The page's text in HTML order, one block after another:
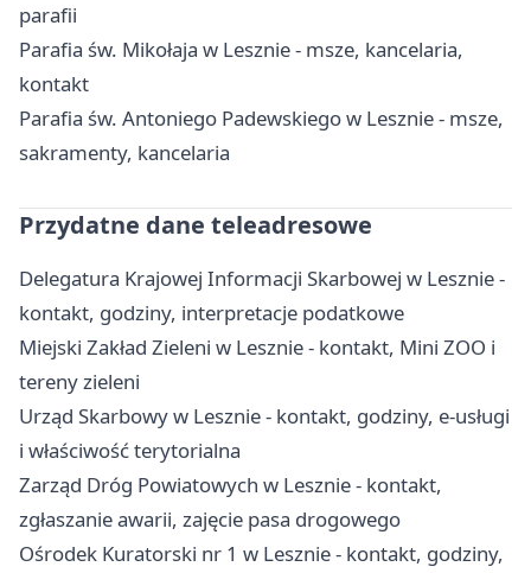
parafii
Parafia św. Mikołaja w Lesznie - msze, kancelaria,
kontakt
Parafia św. Antoniego Padewskiego w Lesznie - msze,
sakramenty, kancelaria
Przydatne dane teleadresowe
Delegatura Krajowej Informacji Skarbowej w Lesznie -
kontakt, godziny, interpretacje podatkowe
Miejski Zakład Zieleni w Lesznie - kontakt, Mini ZOO i
tereny zieleni
Urząd Skarbowy w Lesznie - kontakt, godziny, e-usługi
i właściwość terytorialna
Zarząd Dróg Powiatowych w Lesznie - kontakt,
zgłaszanie awarii, zajęcie pasa drogowego
Ośrodek Kuratorski nr 1 w Lesznie - kontakt, godziny,